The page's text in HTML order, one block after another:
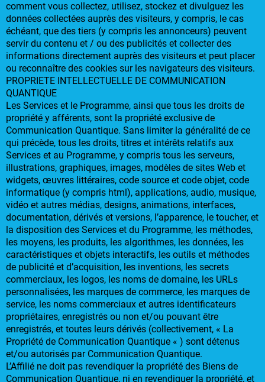
comment vous collectez, utilisez, stockez et divulguez les
données collectées auprès des visiteurs, y compris, le cas
échéant, que des tiers (y compris les annonceurs) peuvent
servir du contenu et / ou des publicités et collecter des
informations directement auprès des visiteurs et peut placer
ou reconnaître des cookies sur les navigateurs des visiteurs.
PROPRIETE INTELLECTUELLE DE COMMUNICATION
QUANTIQUE
Les Services et le Programme, ainsi que tous les droits de
propriété y afférents, sont la propriété exclusive de
Communication Quantique. Sans limiter la généralité de ce
qui précède, tous les droits, titres et intérêts relatifs aux
Services et au Programme, y compris tous les serveurs,
illustrations, graphiques, images, modèles de sites Web et
widgets, œuvres littéraires, code source et code objet, code
informatique (y compris html), applications, audio, musique,
vidéo et autres médias, designs, animations, interfaces,
documentation, dérivés et versions, l’apparence, le toucher, et
la disposition des Services et du Programme, les méthodes,
les moyens, les produits, les algorithmes, les données, les
caractéristiques et objets interactifs, les outils et méthodes
de publicité et d’acquisition, les inventions, les secrets
commerciaux, les logos, les noms de domaine, les URLs
personnalisées, les marques de commerce, les marques de
service, les noms commerciaux et autres identificateurs
propriétaires, enregistrés ou non et/ou pouvant être
enregistrés, et toutes leurs dérivés (collectivement, « La
Propriété de Communication Quantique « ) sont détenus
et/ou autorisés par Communication Quantique.
L’Affilié ne doit pas revendiquer la propriété des Biens de
Communication Quantique, ni en revendiquer la propriété, et